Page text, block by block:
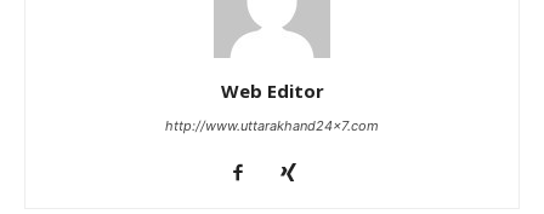
Web Editor
http://www.uttarakhand24x7.com